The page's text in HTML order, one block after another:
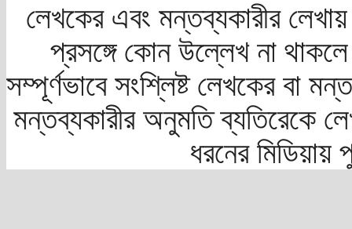
লেখকের এবং মন্তব্যকারীর
প্রসঙ্গে কোন উল্লেখ না
সম্পূর্ণভাবে সংশ্লিষ্ট লেখকের বা
মন্তব্যকারীর অনুমতি ব্যতিরেকে
ধরনের মিডিয়ায়